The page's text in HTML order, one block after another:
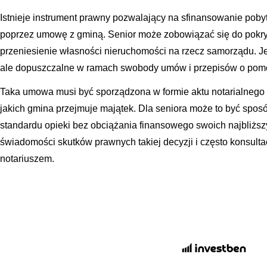
Istnieje instrument prawny pozwalający na sfinansowanie
poprzez umowę z gminą. Senior może zobowiązać się do
przeniesienie własności nieruchomości na rzecz samorządu.
ale dopuszczalne w ramach swobody umów i przepisów o
Taka umowa musi być sporządzona w formie aktu
jakich gmina przejmuje majątek. Dla seniora może to być
standardu opieki bez obciążania finansowego swoich
świadomości skutków prawnych takiej decyzji i często
notariuszem.